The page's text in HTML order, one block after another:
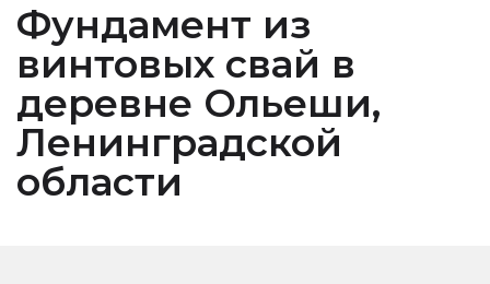
Фундамент из
винтовых свай в
деревне Ольеши,
Ленинградской
области